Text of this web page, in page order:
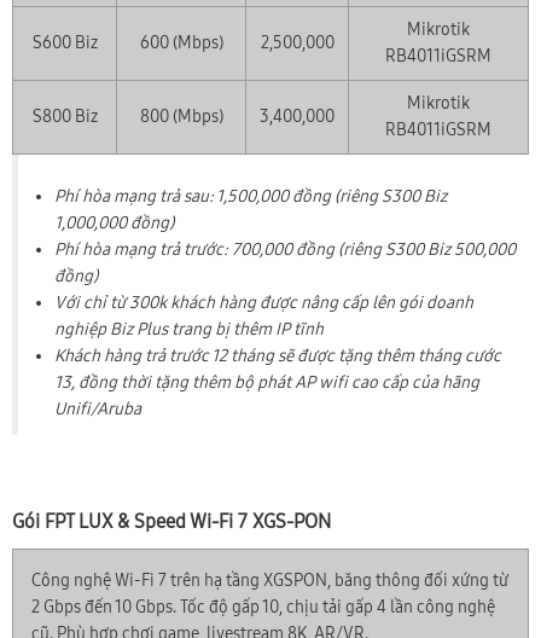
S600 Biz 600 (Mbps) 2,500,000
Mikrotik
RB4011iGSRM
S800 Biz 800 (Mbps) 3,400,000
Mikrotik
RB4011iGSRM
Phí hòa mạng trả sau: 1,500,000 đồng (riêng S300 Biz
1,000,000 đồng)
Phí hòa mạng trả trước: 700,000 đồng (riêng S300 Biz 500,000
đồng)
Với chỉ từ 300k khách hàng được nâng cấp lên gói doanh
nghiệp Biz Plus trang bị thêm IP tĩnh
Khách hàng trả trước 12 tháng sẽ được tặng thêm tháng cước
13, đồng thời tặng thêm bộ phát AP wifi cao cấp của hãng
Unifi/Aruba
Gói FPT LUX & Speed Wi-Fi 7 XGS-PON
Công nghệ Wi-Fi 7 trên hạ tầng XGSPON, băng thông đối xứng từ
2 Gbps đến 10 Gbps. Tốc độ gấp 10, chịu tải gấp 4 lần công nghệ